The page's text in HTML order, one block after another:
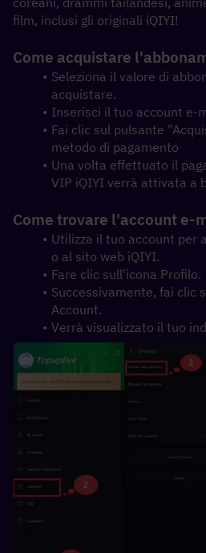
film, inclusi gli originali iQIYI!
Come acquistare
Seleziona il valore di
acquistare.
Inserisci il tuo account e-
Fai clic sul pulsante
metodo di pagamento
Una volta effettuato il
VIP iQIYI verrà attivata a
Come trovare l'account e-
Utilizza il tuo account per
o al sito web iQIYI.
Fare clic sull'icona Profilo.
Successivamente, fai clic
Account.
Verrà visualizzato il tuo